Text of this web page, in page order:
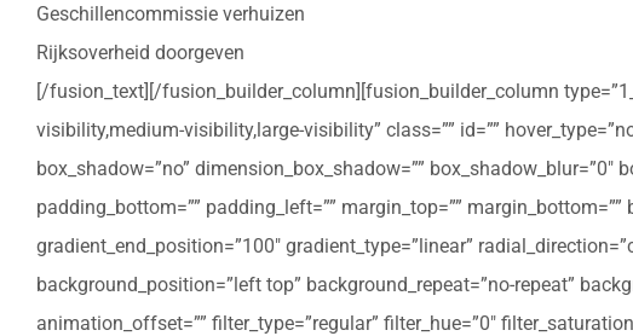
Geschillencommissie verhuizen
Rijksoverheid doorgeven
[/fusion_text][/fusion_builder_column][fusion_builder_column
visibility,medium-visibility,large-visibility” class=”” id=””
box_shadow=”no” dimension_box_shadow=”” box_shadow_blur=”0″
padding_bottom=”” padding_left=”” margin_top=””
gradient_end_position=”100″ gradient_type=”linear”
background_position=”left top” background_repeat=”no-repeat”
animation_offset=”” filter_type=”regular” filter_hue=”0″